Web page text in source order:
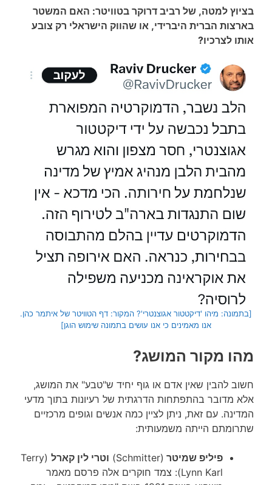
בציוץ למטה, של רביב דרוקר בטוויטר: האם המשטר
בארצות הברית היברידי, או שהווק הישראלי רק צובע
אותו לצרכיו?
[בתמונה: מיהו 'דיקטטור אגוצנטרי'? המקור: דף הטוויטר של איתמר כהן.
אנו מאמינים כי אנו עושים בתמונה שימוש הוגן]
מהו מקור המושג?
חשוב להבין שאין אדם או גוף יחיד ש"טבע" את המושג,
אלא מדובר בהתפתחות הדרגתית של רעיונות בתוך מדעי
המדינה. עם זאת, ניתן לציין כמה אנשים וגופים מרכזיים
שתרומתם הייתה משמעותית:
פיליפ שמיטר (Schmitter) וטרי לין קארל (Terry
Lynn Karl): צמד חוקרים אלה פרסם מאמר